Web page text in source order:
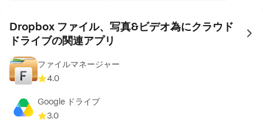
が高く評価されています。Android から iPhone や
Mac、PC まで、あらゆるデバイスでファイルの保管、管
皆さまの貴重なご意見をお待ちしています。Dropbox コ
ミュニティ（https://www.dropboxforum.com）にご参
加ください。
Dropbox ファイル、写真&ビデオ為にクラウド
ドライブの関連アプリ
to
ファイルマネージャー
4.0
Google ドライブ
3.0